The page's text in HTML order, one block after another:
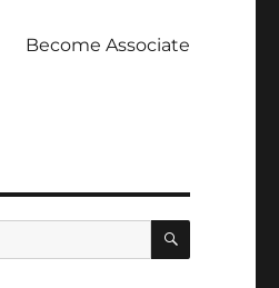
Become Associate
SEARCH